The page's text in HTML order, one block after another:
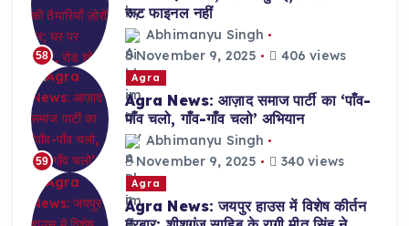
58
रूट फाइनल नहीं
Abhimanyu Singh
November 9, 2025
406 views
59
Agra
Agra News: आज़ाद समाज पार्टी का ‘पाँव-
पाँव चलो, गाँव-गाँव चलो’ अभियान
Abhimanyu Singh
November 9, 2025
340 views
Agra
Agra News: जयपुर हाउस में विशेष कीर्तन